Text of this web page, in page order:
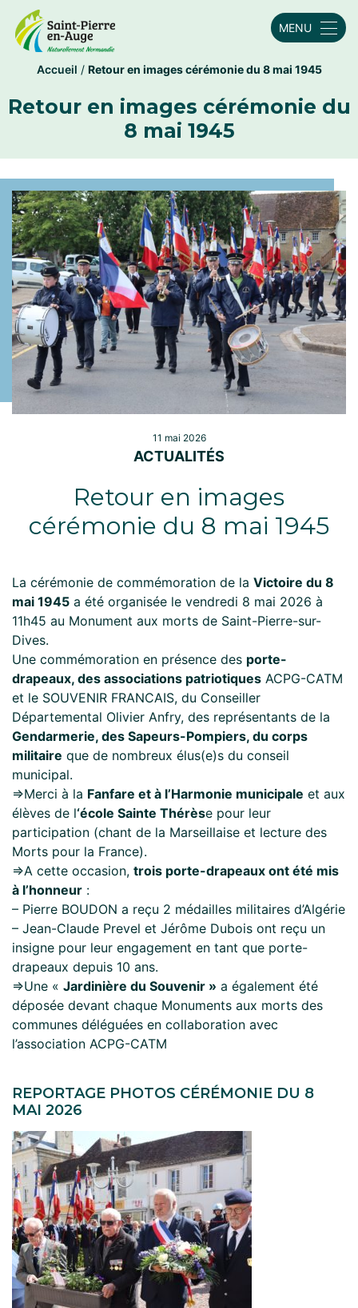
MENU
Accueil / Retour en images cérémonie du 8 mai 1945
Retour en images cérémonie du
8 mai 1945
11 mai 2026
ACTUALITÉS
Retour en images
cérémonie du 8 mai 1945
La cérémonie de commémoration de la Victoire du 8
mai 1945 a été organisée le vendredi 8 mai 2026 à
11h45 au Monument aux morts de Saint-Pierre-sur-
Dives.
Une commémoration en présence des porte-
drapeaux, des associations patriotiques ACPG-CATM
et le SOUVENIR FRANCAIS, du Conseiller
Départemental Olivier Anfry, des représentants de la
Gendarmerie, des Sapeurs-Pompiers, du corps
militaire que de nombreux élus(e)s du conseil
municipal.
⇒Merci à la Fanfare et à l’Harmonie municipale et aux
élèves de l‘école Sainte Thérèse pour leur
participation (chant de la Marseillaise et lecture des
Morts pour la France).
⇒A cette occasion, trois porte-drapeaux ont été mis
à l’honneur :
– Pierre BOUDON a reçu 2 médailles militaires d’Algérie
– Jean-Claude Prevel et Jérôme Dubois ont reçu un
insigne pour leur engagement en tant que porte-
drapeaux depuis 10 ans.
⇒Une « Jardinière du Souvenir » a également été
déposée devant chaque Monuments aux morts des
communes déléguées en collaboration avec
l’association ACPG-CATM
REPORTAGE PHOTOS CÉRÉMONIE DU 8
MAI 2026